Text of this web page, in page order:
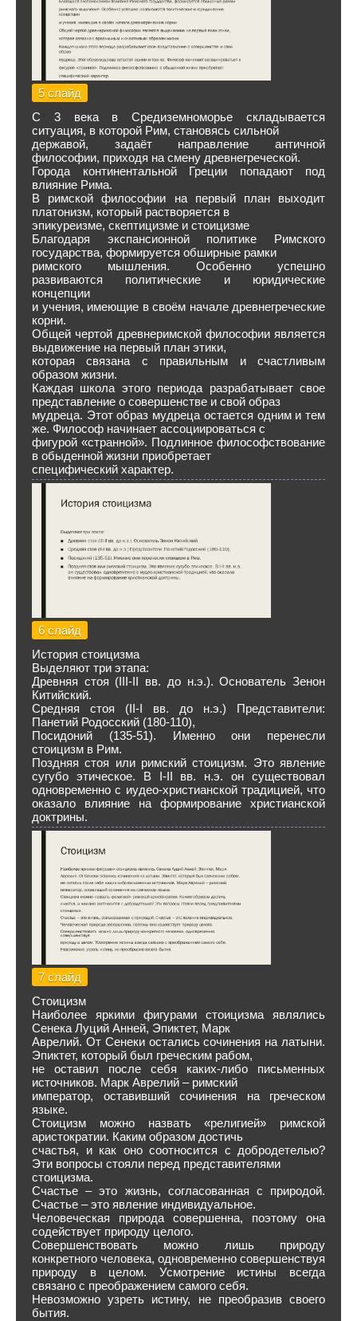
5 слайд
С 3 века в Средиземноморье складывается
ситуация, в которой Рим, становясь сильной
державой, задаёт направление античной
философии, приходя на смену древнегреческой.
Города континентальной Греции попадают под
влияние Рима.
В римской философии на первый план выходит
платонизм, который растворяется в
эпикуреизме, скептицизме и стоицизме
Благодаря экспансионной политике Римского
государства, формируется обширные рамки
римского мышления. Особенно успешно
развиваются политические и юридические
концепции
и учения, имеющие в своём начале древнегреческие
корни.
Общей чертой древнеримской философии является
выдвижение на первый план этики,
которая связана с правильным и счастливым
образом жизни.
Каждая школа этого периода разрабатывает свое
представление о совершенстве и свой образ
мудреца. Этот образ мудреца остается одним и тем
же. Философ начинает ассоциироваться с
фигурой «странной». Подлинное философствование
в обыденной жизни приобретает
специфический характер.
6 слайд
История стоицизма
Выделяют три этапа:
Древняя стоя (III-II вв. до н.э.). Основатель Зенон
Китийский.
Средняя стоя (II-I вв. до н.э.) Представители:
Панетий Родосский (180-110),
Посидоний (135-51). Именно они перенесли
стоицизм в Рим.
Поздняя стоя или римский стоицизм. Это явление
сугубо этическое. В I-II вв. н.э. он существовал
одновременно с иудео-христианской традицией, что
оказало влияние на формирование христианской
доктрины.
7 слайд
Стоицизм
Наиболее яркими фигурами стоицизма являлись
Сенека Луций Анней, Эпиктет, Марк
Аврелий. От Сенеки остались сочинения на латыни.
Эпиктет, который был греческим рабом,
не оставил после себя каких-либо письменных
источников. Марк Аврелий – римский
император, оставивший сочинения на греческом
языке.
Стоицизм можно назвать «религией» римской
аристократии. Каким образом достичь
счастья, и как оно соотносится с добродетелью?
Эти вопросы стояли перед представителями
стоицизма.
Счастье – это жизнь, согласованная с природой.
Счастье – это явление индивидуальное.
Человеческая природа совершенна, поэтому она
содействует природу целого.
Совершенствовать можно лишь природу
конкретного человека, одновременно совершенствуя
природу в целом. Усмотрение истины всегда
связано с преображением самого себя.
Невозможно узреть истину, не преобразив своего
бытия.